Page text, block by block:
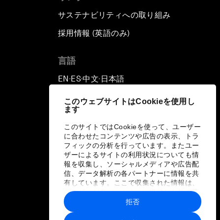
このウェブサイトはCookieを使用し
ます
このサイトではCookieを使って、ユーザー
に合わせたコンテンツや広告の表示、トラ
フィックの分析を行っています。またユー
ザーによるサイトの利用状況についても情
報を収集し、ソーシャルメディアや広告配
信、データ解析の各パートナーに情報を共
有しています。ここで収集された情報は、
ユーザーが各パートナーに提供した他の情
報や各パートナーのサービスを使用した際
に収集された情報と組み合わされ、各パー
拒否
サステナビリティへの取り組み
採用情報 (英語のみ)
言語
EN ▪ ES▪中文▪ 日本語